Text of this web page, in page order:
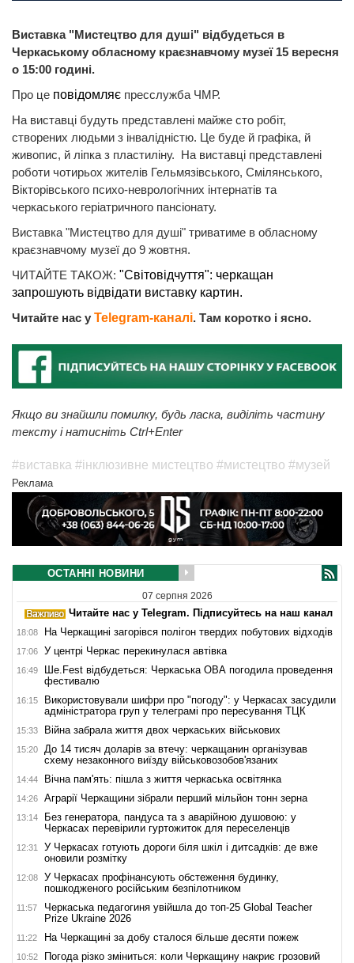
Виставка "Мистецтво для душі" відбудеться в
Черкаському обласному краєзнавчому музеї 15 вересня
о 15:00 годині.
Про це повідомляє пресслужба ЧМР.
На виставці будуть представлені майже сто робіт,
створених людьми з інвалідністю. Це буде й графіка, й
живопис, й ліпка з пластиліну. На виставці представлені
роботи чотирьох жителів Гельмязівського, Смілянського,
Вікторівського психо-неврологічних інтернатів та
черкаського геріатричного пансіонату.
Виставка "Мистецтво для душі" триватиме в обласному
краєзнавчому музеї до 9 жовтня.
ЧИТАЙТЕ ТАКОЖ: "Світовідчуття": черкащан
запрошують відвідати виставку картин.
Читайте нас у Telegram-каналі. Там коротко і ясно.
Якщо ви знайшли помилку, будь ласка, виділіть частину
тексту і натисніть Ctrl+Enter
#виставка #інклюзивне мистецтво #мистецтво #музей
Реклама
ОСТАННІ НОВИНИ
07 серпня 2026
Читайте нас у Telegram. Підписуйтесь на наш канал
18:08 На Черкащині загорівся полігон твердих побутових відходів
17:06 У центрі Черкас перекинулася автівка
16:49
Ше.Fest відбудеться: Черкаська ОВА погодила проведення
фестивалю
16:15
Використовували шифри про "погоду": у Черкасах засудили
адміністратора груп у телеграмі про пересування ТЦК
15:33 Війна забрала життя двох черкаських військових
15:20
До 14 тисяч доларів за втечу: черкащанин організував
схему незаконного виїзду військовозобов'язаних
14:44 Вічна пам'ять: пішла з життя черкаська освітянка
14:26 Аграрії Черкащини зібрали перший мільйон тонн зерна
13:14
Без генератора, пандуса та з аварійною душовою: у
Черкасах перевірили гуртожиток для переселенців
12:31
У Черкасах готують дороги біля шкіл і дитсадків: де вже
оновили розмітку
12:08
У Черкасах профінансують обстеження будинку,
пошкодженого російським безпілотником
11:57
Черкаська педагогиня увійшла до топ-25 Global Teacher
Prize Ukraine 2026
11:22 На Черкащині за добу сталося більше десяти пожеж
10:52
Погода різко зміниться: коли Черкащину накриє грозовий